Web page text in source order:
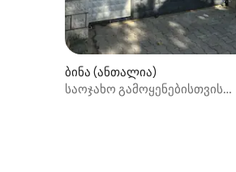
ბინა (ანთალია)
საოჯახო გამოყენებისთვის